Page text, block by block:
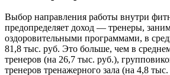
Выбор направления работы внутри
предопределяет доход — тренеры,
оздоровительными программами, в
81,8 тыс. руб. Это больше, чем в
тренеров (на 26,7 тыс. руб.),
тренеров тренажерного зала (на 4,8